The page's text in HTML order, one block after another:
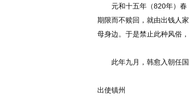
元和十五年（820年）春
期限而不赎回，就由出钱人
母身边。于是禁止此种风俗，
此年九月，韩愈入朝任国
出使镇州